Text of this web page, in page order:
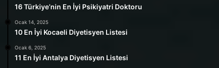
16 Türkiye’nin En İyi Psikiyatri Doktoru
Ocak 14, 2025
10 En İyi Kocaeli Diyetisyen Listesi
Ocak 6, 2025
11 En İyi Antalya Diyetisyen Listesi